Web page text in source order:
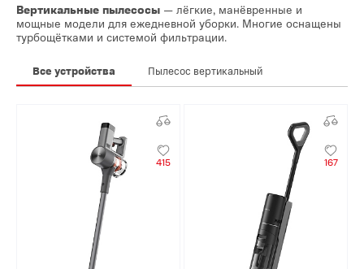
Вертикальные пылесосы — лёгкие, манёвренные и
мощные модели для ежедневной уборки. Многие оснащены
турбощётками и системой фильтрации.
Все устройства Пылесос вертикальный
415 167